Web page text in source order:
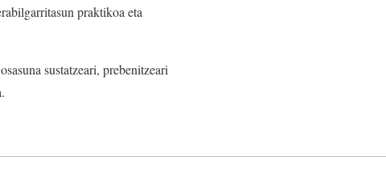
praktikoa eta
sustatzeari, prebenitzeari